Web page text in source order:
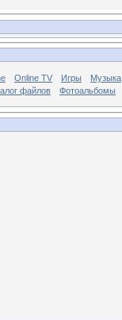
Online TV Игры
Музыка
файлов Фотоальбомы